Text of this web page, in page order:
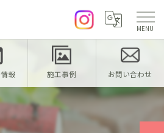
報 施工事例 お問い合わせ